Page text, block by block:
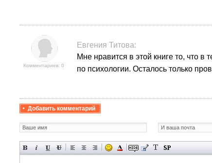
Комментариев: 0
Евгения Титова:
Мне нравится в этой книге то, что в
по психологии. Осталось только
Добавить комментарий